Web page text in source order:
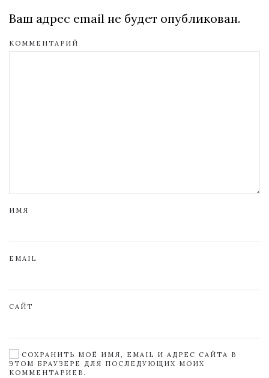
Ваш адрес email не будет опубликован.
КОММЕНТАРИЙ
ИМЯ
EMAIL
САЙТ
СОХРАНИТЬ МОЁ ИМЯ, EMAIL И АДРЕС САЙТА В
ЭТОМ БРАУЗЕРЕ ДЛЯ ПОСЛЕДУЮЩИХ МОИХ
КОММЕНТАРИЕВ.